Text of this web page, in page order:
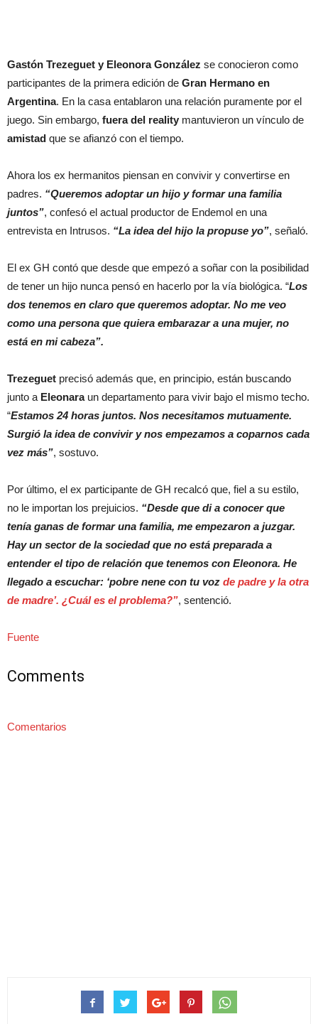
Gastón Trezeguet y Eleonora González se conocieron como
participantes de la primera edición de Gran Hermano en
Argentina. En la casa entablaron una relación puramente por el
juego. Sin embargo, fuera del reality mantuvieron un vínculo de
amistad que se afianzó con el tiempo.
Ahora los ex hermanitos piensan en convivir y convertirse en
padres. “Queremos adoptar un hijo y formar una familia
juntos”, confesó el actual productor de Endemol en una
entrevista en Intrusos. “La idea del hijo la propuse yo”, señaló.
El ex GH contó que desde que empezó a soñar con la posibilidad
de tener un hijo nunca pensó en hacerlo por la vía biológica. “Los
dos tenemos en claro que queremos adoptar. No me veo
como una persona que quiera embarazar a una mujer, no
está en mi cabeza”.
Trezeguet precisó además que, en principio, están buscando
junto a Eleonaraun departamento para vivir bajo el mismo techo.
“Estamos 24 horas juntos. Nos necesitamos mutuamente.
Surgió la idea de convivir y nos empezamos a coparnos cada
vez más”, sostuvo.
Por último, el ex participante de GH recalcó que, fiel a su estilo,
no le importan los prejuicios. “Desde que di a conocer que
tenía ganas de formar una familia, me empezaron a juzgar.
Hay un sector de la sociedad que no está preparada a
entender el tipo de relación que tenemos con Eleonora. He
llegado a escuchar: ‘pobre nene con tu voz de padre y la otra
de madre’. ¿Cuál es el problema?”, sentenció.
Fuente
Comments
Comentarios